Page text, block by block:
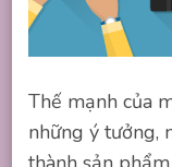
Thế mạnh của
những ý tưởng,